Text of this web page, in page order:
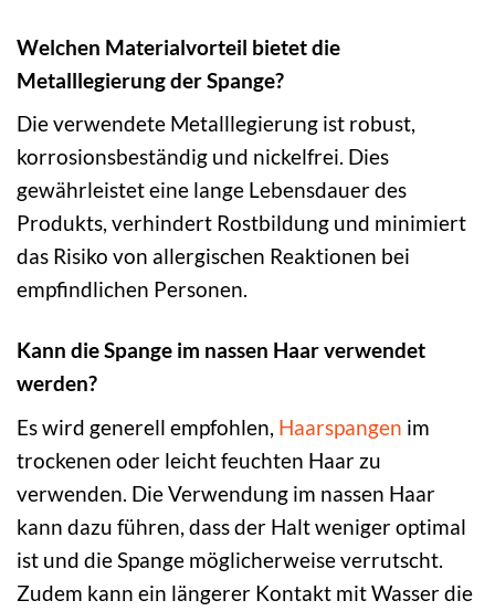
Welchen Materialvorteil bietet die
Metalllegierung der Spange?
Die verwendete Metalllegierung ist robust,
korrosionsbeständig und nickelfrei. Dies
gewährleistet eine lange Lebensdauer des
Produkts, verhindert Rostbildung und minimiert
das Risiko von allergischen Reaktionen bei
empfindlichen Personen.
Kann die Spange im nassen Haar verwendet
werden?
Es wird generell empfohlen, Haarspangen im
trockenen oder leicht feuchten Haar zu
verwenden. Die Verwendung im nassen Haar
kann dazu führen, dass der Halt weniger optimal
ist und die Spange möglicherweise verrutscht.
Zudem kann ein längerer Kontakt mit Wasser die